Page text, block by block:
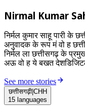
Nirmal Kumar
निर्मल कुमार साहू पारी के
अनुवादक के रूप मं वो ह
निर्मल ला छत्तीसगढ़ के
अऊ वो ह ये बखत
See more stories
छत्तीसगढ़ी| CHH
15 languages